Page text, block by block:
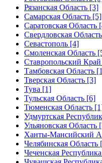
Рязанская Область [3]
Самарская Область [5]
Саратовская Область
Свердловская
Севастополь [4]
Смоленская Область
Ставропольский
Тамбовская Область
Тверская Область [3]
Тува [1]
Тульская Область [6]
Тюменская Область
Удмуртская
Ульяновская Область
Ханты-Мансийский
Челябинская Область
Чеченская